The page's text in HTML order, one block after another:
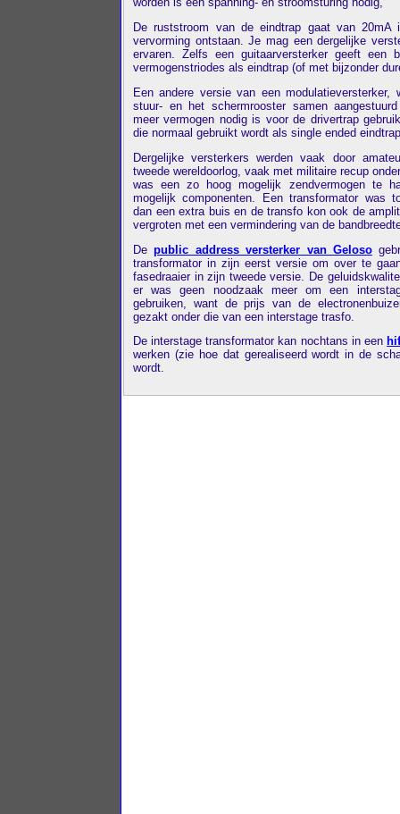
De ruststroom van de eindtrap gaat van
vervorming ontstaan. Je mag een dergelijke
ervaren. Zelfs een guitaarversterker geeft
vermogenstriodes als eindtrap (of met bijzonder
Een andere versie van een modulatieversterker,
stuur- en het schermrooster samen
meer vermogen nodig is voor de drivertrap
die normaal gebruikt wordt als single ended
Dergelijke versterkers werden vaak door
tweede wereldoorlog, vaak met militaire recup
was een zo hoog mogelijk zendvermogen te
mogelijk componenten. Een transformator was
dan een extra buis en de transfo kon ook de
vergroten met een vermindering van de
Depublic address versterker van Geloso
transformator in zijn eerst versie om over te
fasedraaier in zijn tweede versie. De
er was geen noodzaak meer om een
gebruiken, want de prijs van de
gezakt onder die van een interstage trasfo.
De interstage transformator kan nochtans in een
werken (zie hoe dat gerealiseerd wordt in de
wordt.